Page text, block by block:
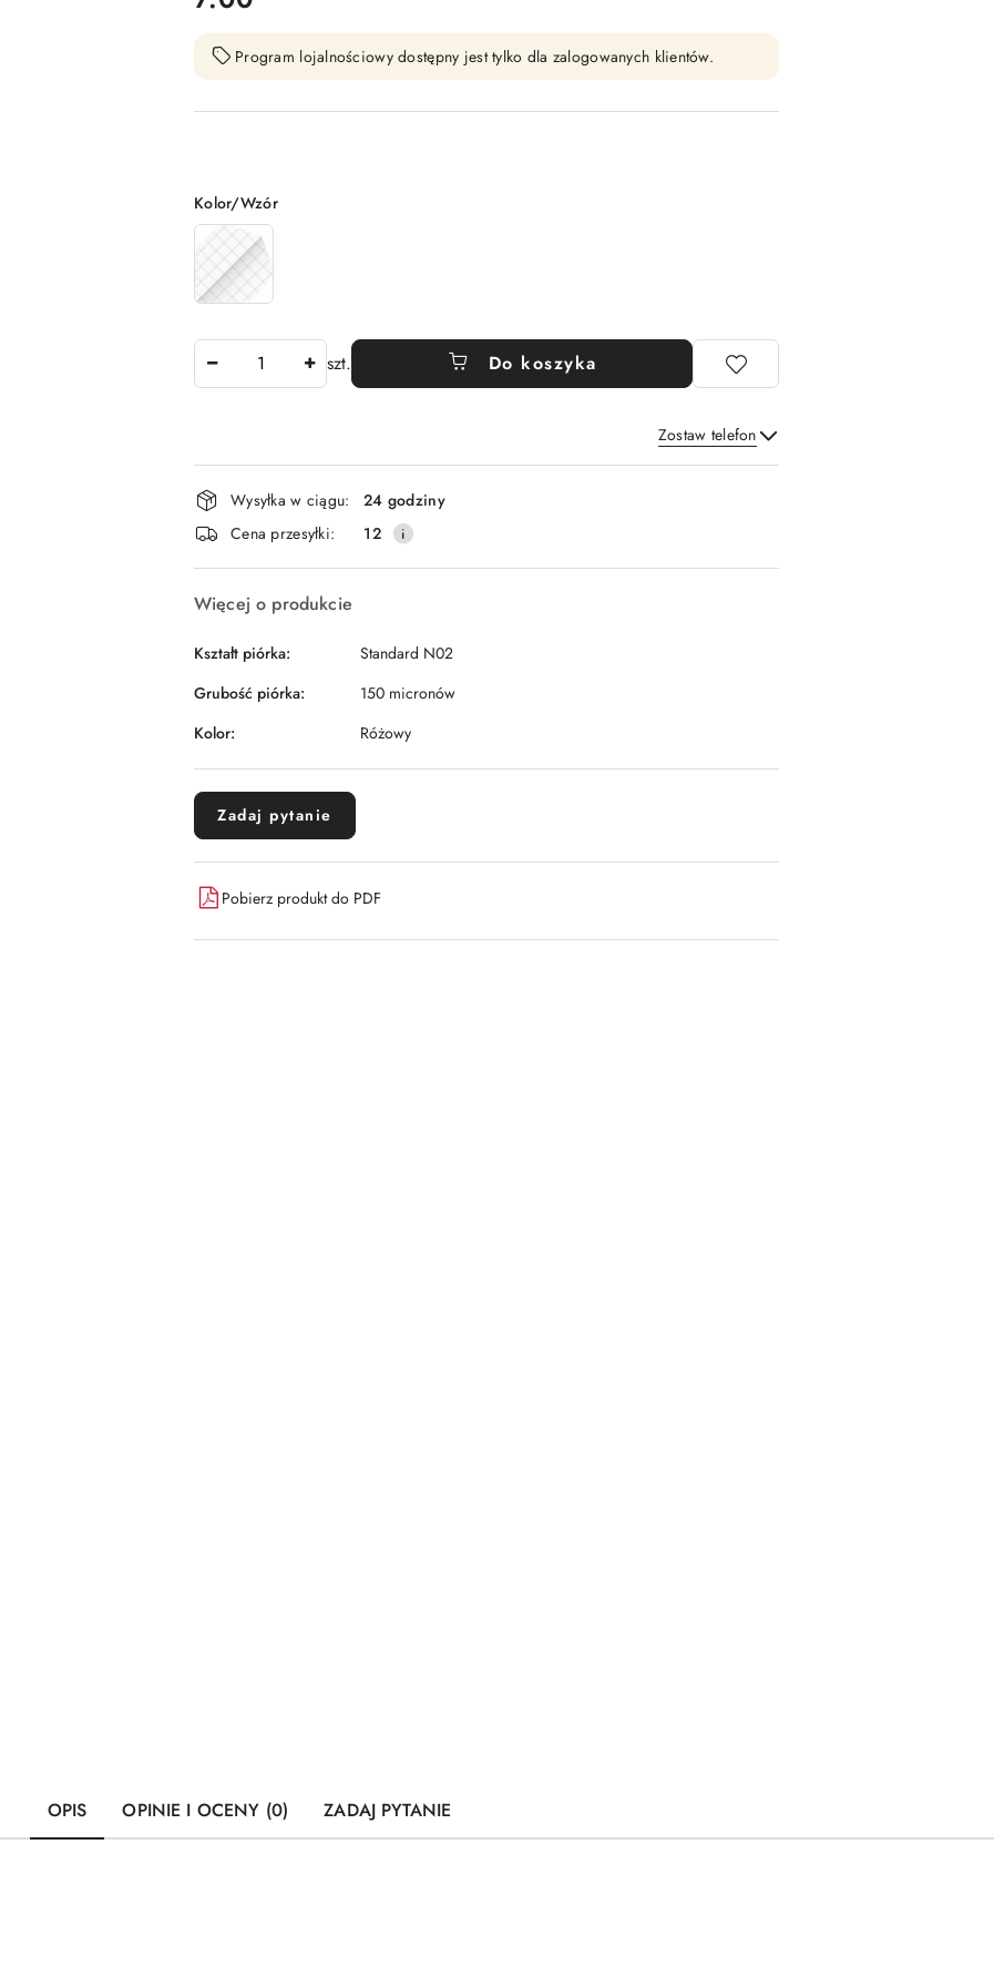
Program lojalnościowy dostępny jest tylko dla zalogowanych klientów.
Wariant
Kolor/Wzór
szt. Do koszyka
Zostaw telefon
Wyślij
Dostępność
i
dostawa
Wysyłka w ciągu:
24 godziny
Cena przesyłki:
12
Więcej o produkcie
Kształt piórka:
Standard N02
Grubość piórka:
150 micronów
Kolor:
Różowy
Zadaj pytanie
Pobierz produkt do PDF
OPIS OPINIE I OCENY (0) ZADAJ PYTANIE